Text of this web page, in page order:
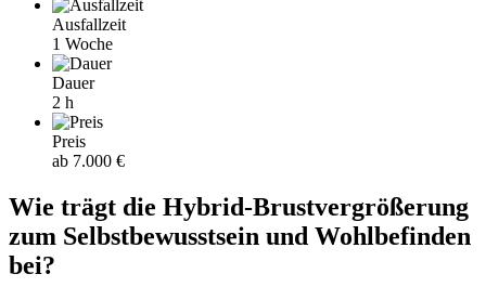
Ausfallzeit
1 Woche
Dauer
2 h
Preis
ab 7.000 €
Wie trägt die Hybrid-Brustvergrößerung
zum Selbstbewusstsein und Wohlbefinden
bei?